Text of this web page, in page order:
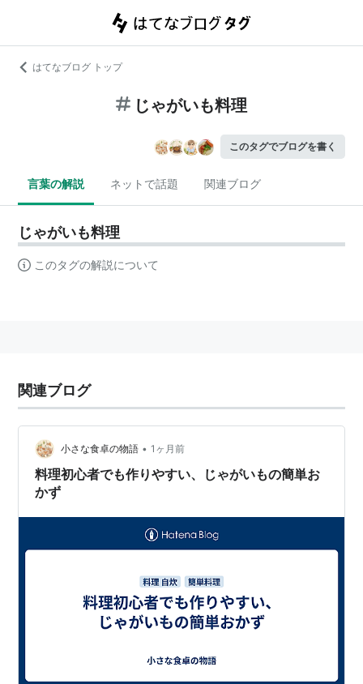
はてなブログ トップ
じゃがいも料理
このタグでブログを書く
言葉の解説 ネットで話題 関連ブログ
じゃがいも料理
このタグの解説について
関連ブログ
小さな食卓の物語 • 1ヶ月前
料理初心者でも作りやすい、じゃがいもの簡単お
かず